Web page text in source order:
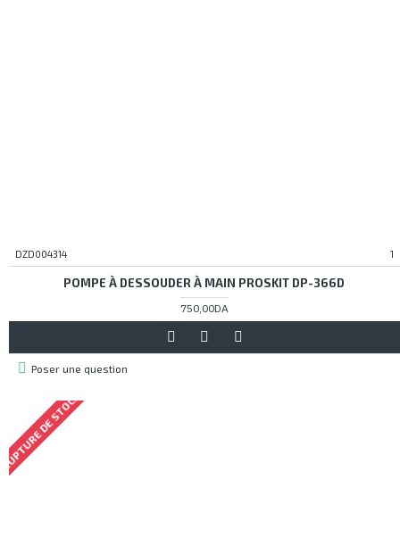
DZD004314 1
POMPE À DESSOUDER À MAIN PROSKIT DP-366D
750,00DA
Poser une question
DE STOCK